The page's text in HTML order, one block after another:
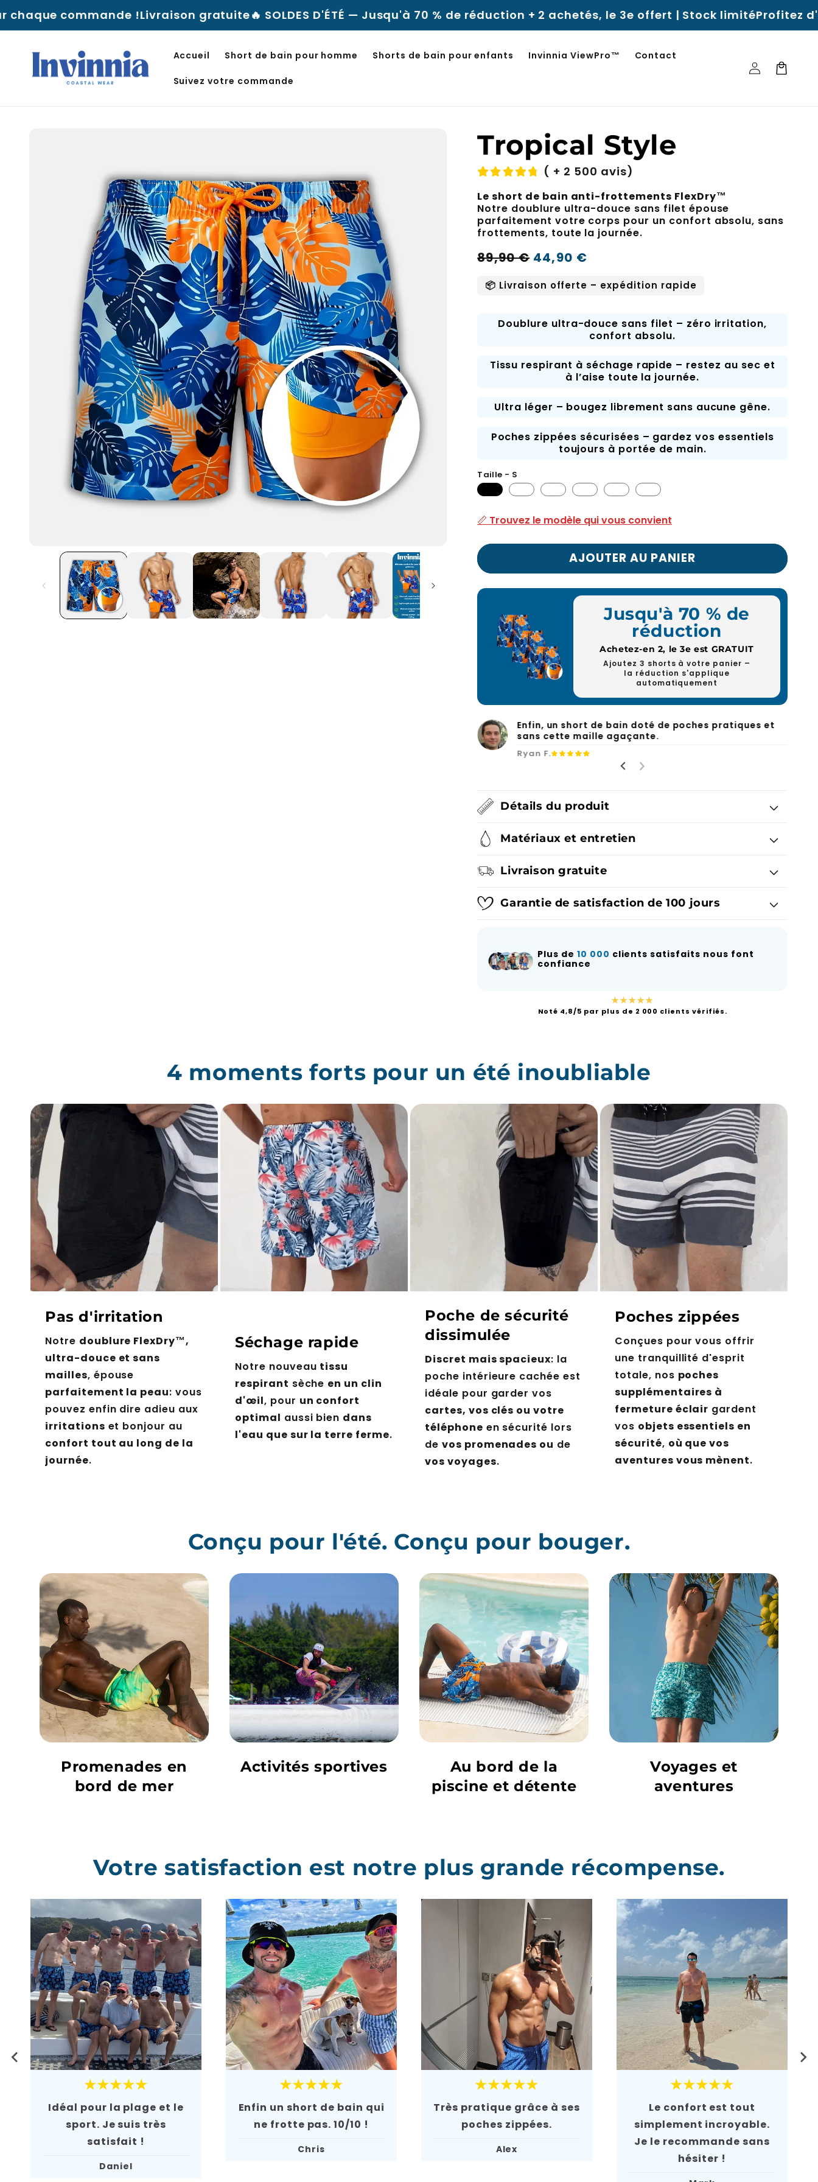
Aller au
contenu
!Livraison gratuite🔥 SOLDES D'ÉTÉ — Jusqu'à 70 % de réduction + 2 achetés, le 3e offert | Stock limitéProfitez d'une garantie de
Accueil Short de bain pour homme Shorts de bain pour enfants Invinnia ViewPro™ Contact
Suivez votre commande
connecter
Panier
Tropical Style
( + 2 500 avis)
Le short de bain anti-frottements FlexDry™
Notre doublure ultra-douce sans filet épouse
parfaitement votre corps pour un confort absolu, sans
frottements, toute la journée.
Prix
normal
44,90 €
Prix
soldé
89,90 €
📦 Livraison offerte – expédition rapide
Doublure ultra-douce sans filet – zéro irritation,
confort absolu.
Tissu respirant à séchage rapide – restez au sec et
à l’aise toute la journée.
Ultra léger – bougez librement sans aucune gêne.
Poches zippées sécurisées – gardez vos essentiels
toujours à portée de main.
Taille - S
📏 Trouvez le modèle qui vous convient
AJOUTER AU PANIER
Jusqu'à 70 % de
réduction
Achetez-en 2, le 3e est GRATUIT
Ajoutez 3 shorts à votre panier –
la réduction s'applique
automatiquement
Enfin, un short de bain doté de poches pratiques et
sans cette maille agaçante.
Ryan F.
Détails du produit
Matériaux et entretien
Livraison gratuite
Garantie de satisfaction de 100 jours
Plus de 10 000 clients satisfaits nous font
confiance
★★★★★
Noté 4,8/5 par plus de 2 000 clients vérifiés.
4 moments forts pour un été inoubliable
Pas d'irritation
Notre doublure FlexDry™,
ultra-douce et sans
mailles, épouse
parfaitement la peau: vous
pouvez enfin dire adieu aux
irritations et bonjour au
confort tout au long de la
journée.
Séchage rapide
Notre nouveau tissu
respirant sèche en un clin
d'œil, pour un confort
optimal aussi bien dans
l'eau que sur la terre ferme.
Poche de sécurité
dissimulée
Discret mais spacieux: la
poche intérieure cachée est
idéale pour garder vos
cartes, vos clés ou votre
téléphone en sécurité lors
de vos promenades ou de
vos voyages.
Poches zippées
Conçues pour vous offrir
une tranquillité d'esprit
totale, nos poches
supplémentaires à
fermeture éclair gardent
vos objets essentiels en
sécurité, où que vos
aventures vous mènent.
Conçu pour l'été. Conçu pour bouger.
Promenades en
bord de mer
Activités sportives
Au bord de la
piscine et détente
Voyages et
aventures
Votre satisfaction est notre plus grande récompense.
★★★★★
Idéal pour la plage et le
sport. Je suis très
satisfait !
Daniel
★★★★★
Enfin un short de bain qui
ne frotte pas. 10/10 !
Chris
★★★★★
Très pratique grâce à ses
poches zippées.
Alex
★★★★★
Le confort est tout
simplement incroyable.
Je le recommande sans
hésiter !